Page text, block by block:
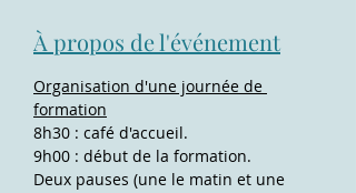
À propos de l'événement
Organisation d'une journée de
formation
8h30 : café d'accueil.
9h00 : début de la formation.
Deux pauses (une le matin et une